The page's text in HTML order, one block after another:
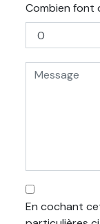
Combien font
En cochant